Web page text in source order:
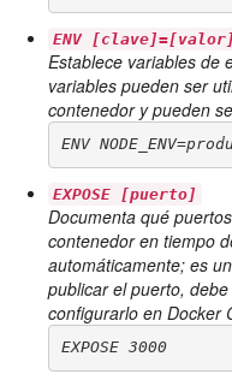
ENV [clave]=[valor]
Establece variables de
variables pueden ser
contenedor y pueden
ENV
EXPOSE [puerto]
Documenta qué
contenedor en tiempo
automáticamente; es
publicar el puerto,
configurarlo en Docker
EXPOSE 3000